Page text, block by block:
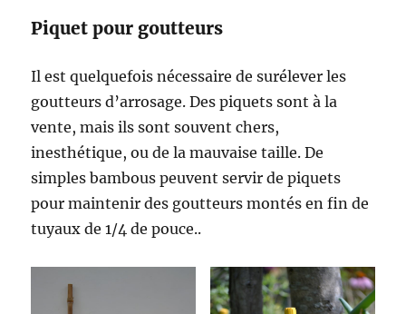
Piquet pour goutteurs
Il est quelquefois nécessaire de surélever les
goutteurs d’arrosage. Des piquets sont à la
vente, mais ils sont souvent chers,
inesthétique, ou de la mauvaise taille. De
simples bambous peuvent servir de piquets
pour maintenir des goutteurs montés en fin de
tuyaux de 1/4 de pouce..